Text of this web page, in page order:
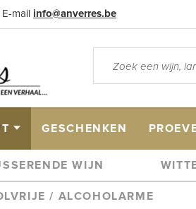
| E-mail info@anverres.be
GESCHENKEN
WIJN
/ ALCOHOLARME